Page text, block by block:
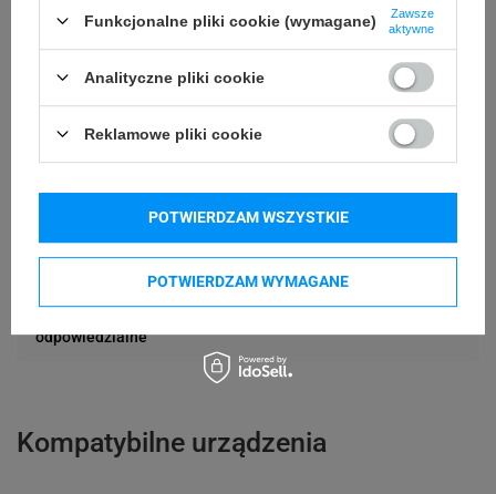
Długość etykiety 15 mm
Możliwość
Gwarancja 24 miesiące
Specmark
Bielska 210
43-400 Cieszyn (Polska)
Osoby
odpowiedzialne
Specmark
Bielska 210
43-400 Cieszyn (Polska)
telefon: 730811399
Kompatybilne urządzenia
Funkcjonalne pliki cookie (wymagane)
Zawsze
aktywne
Analityczne pliki cookie
Reklamowe pliki cookie
POTWIERDZAM WYMAGANE
POTWIERDZAM WSZYSTKIE